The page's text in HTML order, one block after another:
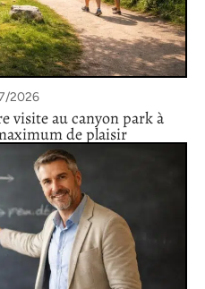
2026
visite au canyon park à
de plaisir